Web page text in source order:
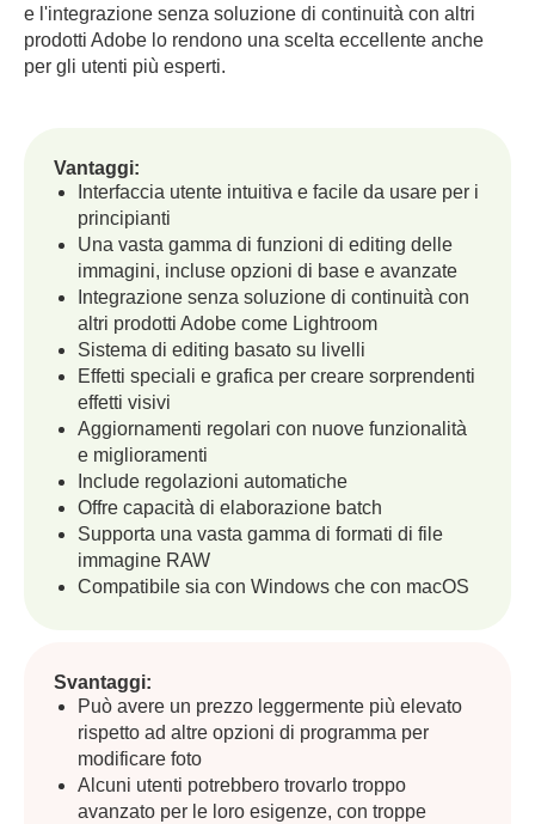
e l'integrazione senza soluzione di continuità con altri
prodotti Adobe lo rendono una scelta eccellente anche
per gli utenti più esperti.
Vantaggi:
Interfaccia utente intuitiva e facile da usare per i
principianti
Una vasta gamma di funzioni di editing delle
immagini, incluse opzioni di base e avanzate
Integrazione senza soluzione di continuità con
altri prodotti Adobe come Lightroom
Sistema di editing basato su livelli
Effetti speciali e grafica per creare sorprendenti
effetti visivi
Aggiornamenti regolari con nuove funzionalità
e miglioramenti
Include regolazioni automatiche
Offre capacità di elaborazione batch
Supporta una vasta gamma di formati di file
immagine RAW
Compatibile sia con Windows che con macOS
Svantaggi:
Può avere un prezzo leggermente più elevato
rispetto ad altre opzioni di programma per
modificare foto
Alcuni utenti potrebbero trovarlo troppo
avanzato per le loro esigenze, con troppe